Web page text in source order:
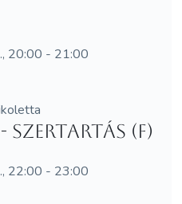
20:00 - 21:00
szertartás (F)
22:00 - 23:00